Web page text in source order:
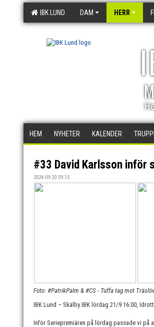
IBK LUND DAM HERR
HEM NYHETER KALENDER
#33 David Karlsson inför
2024-09-20 09:15
Foto: #PatrikPalm & #CS - Tuffa tag mot
IBK Lund – Skälby IBK lördag 21/9 16.00,
Inför Seriepremiären på lördag passade vi på